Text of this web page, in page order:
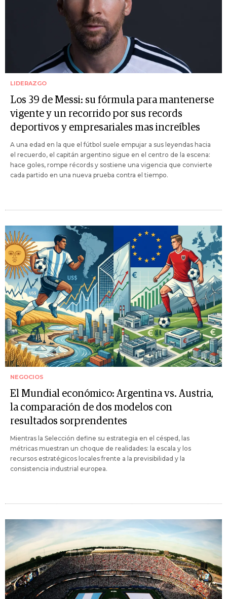
LIDERAZGO
Los 39 de Messi: su fórmula para mantenerse
vigente y un recorrido por sus records
deportivos y empresariales mas increíbles
A una edad en la que el fútbol suele empujar a sus leyendas hacia
el recuerdo, el capitán argentino sigue en el centro de la escena:
hace goles, rompe récords y sostiene una vigencia que convierte
cada partido en una nueva prueba contra el tiempo.
NEGOCIOS
El Mundial económico: Argentina vs. Austria,
la comparación de dos modelos con
resultados sorprendentes
Mientras la Selección define su estrategia en el césped, las
métricas muestran un choque de realidades: la escala y los
recursos estratégicos locales frente a la previsibilidad y la
consistencia industrial europea.